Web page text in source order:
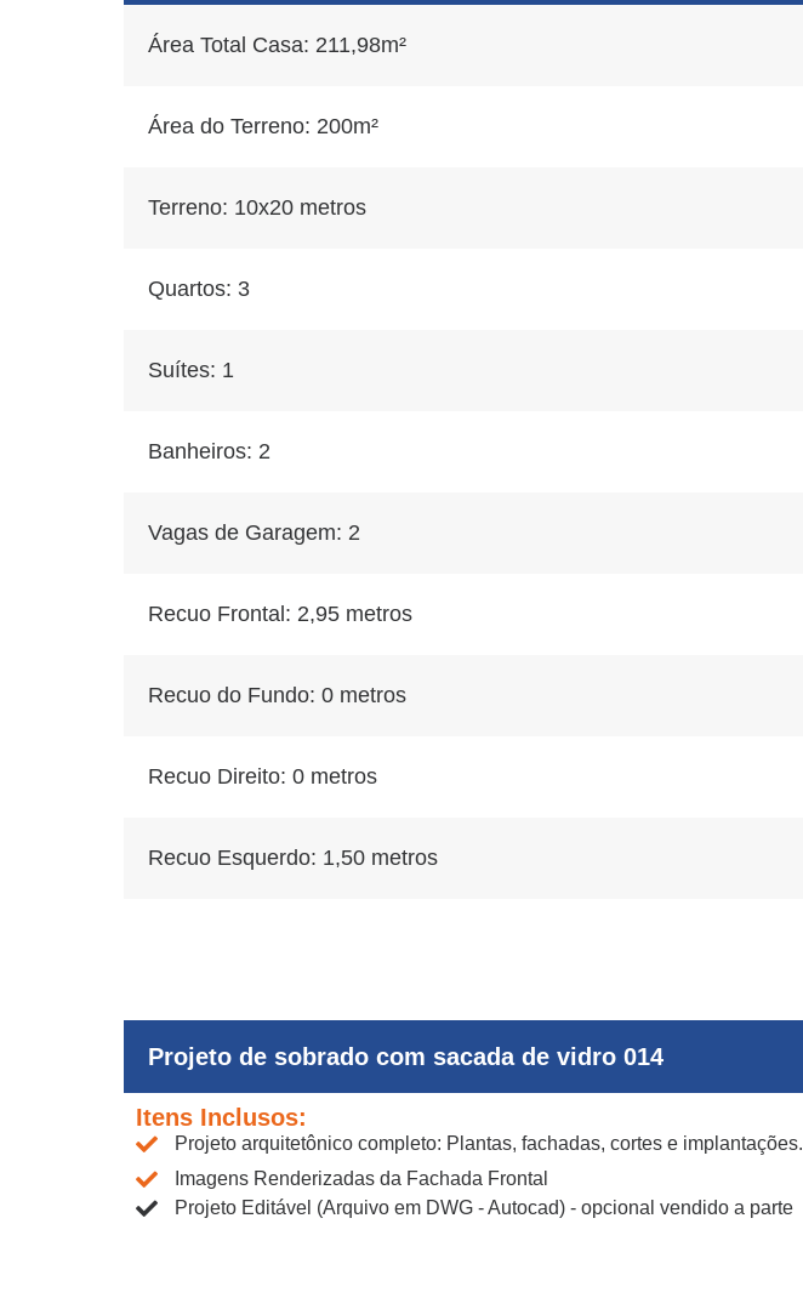
Área Total Casa: 211,98m²
Área do Terreno: 200m²
Terreno: 10x20 metros
Quartos: 3
Suítes: 1
Banheiros: 2
Vagas de Garagem: 2
Recuo Frontal: 2,95 metros
Recuo do Fundo: 0 metros
Recuo Direito: 0 metros
Recuo Esquerdo: 1,50 metros
Projeto de sobrado com sacada de vidro 014
Itens Inclusos:
Projeto arquitetônico completo: Plantas, fachadas, cortes e implantações.
Imagens Renderizadas da Fachada Frontal
Projeto Editável (Arquivo em DWG - Autocad) - opcional vendido a parte